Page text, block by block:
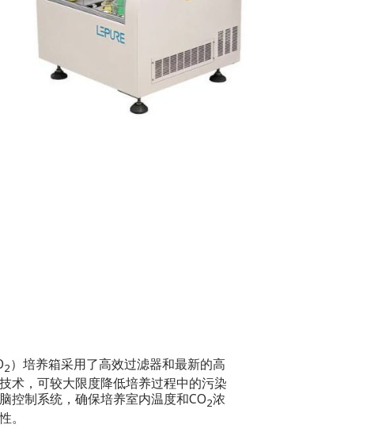
2）培养箱采用了高效过滤器和最新的高
术，可较大限度降低培养过程中的污染
控制系统，确保培养室内温度和CO2浓
。